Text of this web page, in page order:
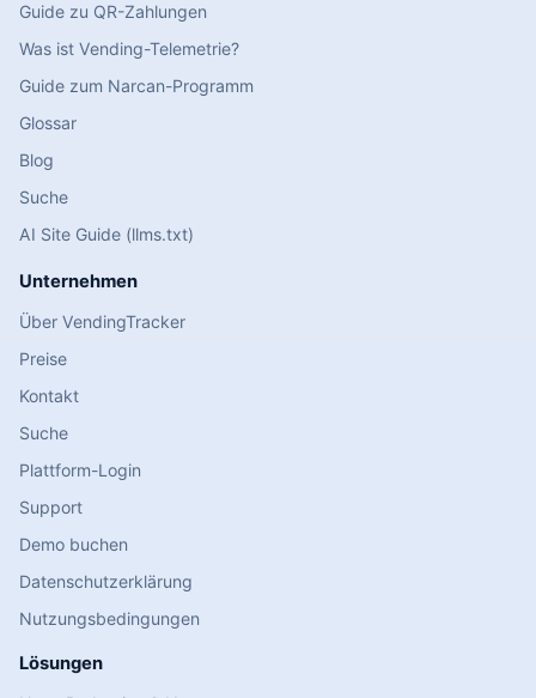
Guide zu QR-Zahlungen
Was ist Vending-Telemetrie?
Guide zum Narcan-Programm
Glossar
Blog
Suche
AI Site Guide (llms.txt)
Unternehmen
Über VendingTracker
Preise
Kontakt
Suche
Plattform-Login
Support
Demo buchen
Datenschutzerklärung
Nutzungsbedingungen
Lösungen